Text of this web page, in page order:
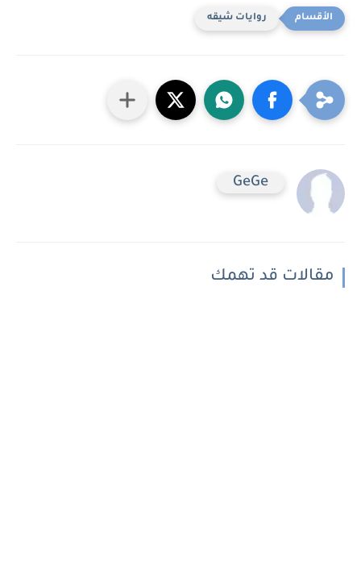
روايات شيقه
GeGe
مقالات قد تهمك